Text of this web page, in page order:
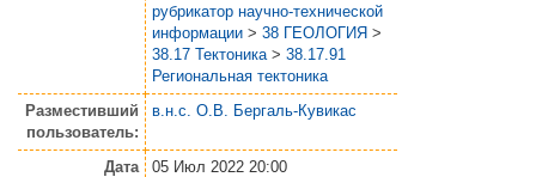
рубрикатор научно-технической
информации > 38 ГЕОЛОГИЯ >
38.17 Тектоника > 38.17.91
Региональная тектоника
Разместивший
пользователь:
в.н.с. О.В. Бергаль-Кувикас
Дата
05 Июл 2022 20:00